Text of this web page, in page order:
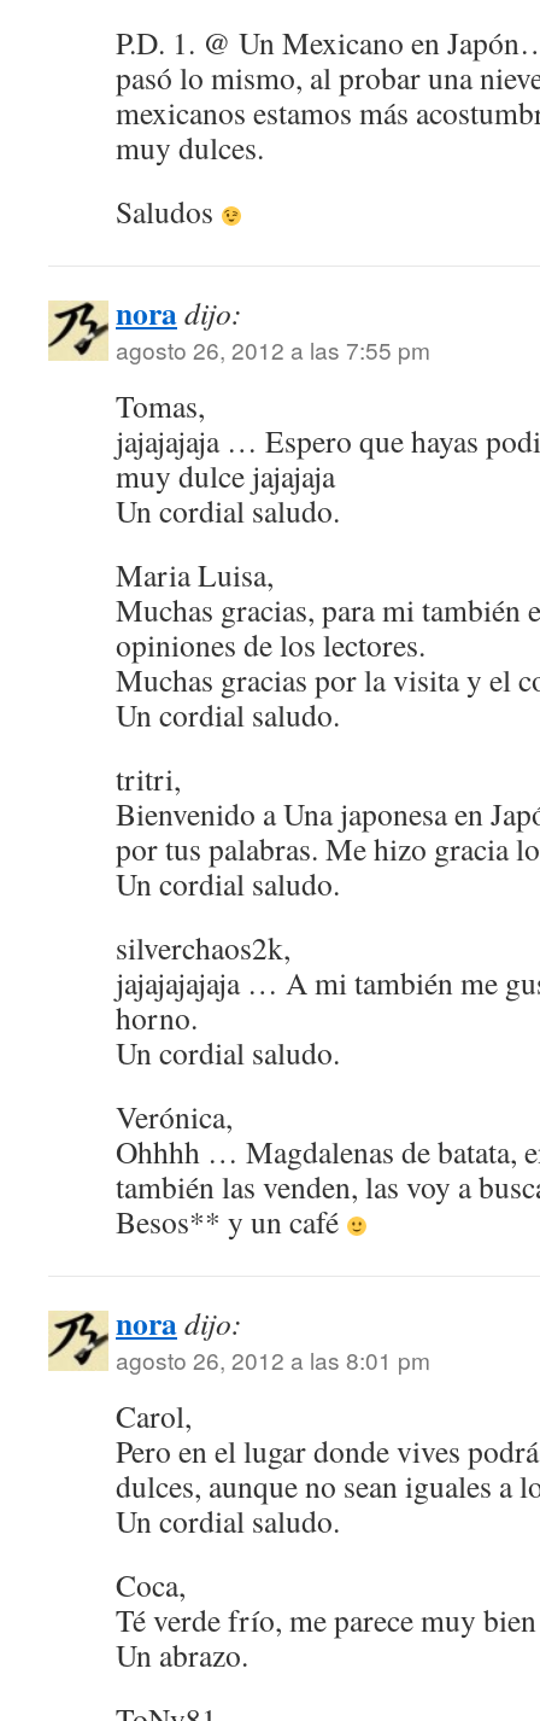
P.D. 1. @ Un Mexicano en
pasó lo mismo, al probar una
mexicanos estamos más
muy dulces.
Saludos
noradijo:
agosto 26, 2012 a las 7:55 pm
Tomas,
jajajajaja … Espero que hayas
muy dulce jajajaja
Un cordial saludo.
Maria Luisa,
Muchas gracias, para mi también
opiniones de los lectores.
Muchas gracias por la visita y el
Un cordial saludo.
tritri,
Bienvenido a Una japonesa en
por tus palabras. Me hizo gracia
Un cordial saludo.
silverchaos2k,
jajajajajaja … A mi también me
horno.
Un cordial saludo.
Verónica,
Ohhhh … Magdalenas de batata,
también las venden, las voy a
Besos** y un café
noradijo:
agosto 26, 2012 a las 8:01 pm
Carol,
Pero en el lugar donde vives
dulces, aunque no sean iguales a
Un cordial saludo.
Coca,
Té verde frío, me parece muy
Un abrazo.